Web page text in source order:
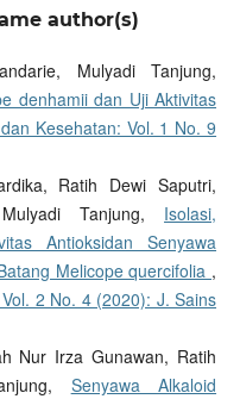
author(s)
Mulyadi Tanjung,
denhamii dan Uji Aktivitas
Kesehatan: Vol. 1 No. 9
Ratih Dewi Saputri,
Tanjung, Isolasi,
Antioksidan Senyawa
Melicope quercifolia ,
2 No. 4 (2020): J. Sains
Nur Irza Gunawan, Ratih
Senyawa Alkaloid